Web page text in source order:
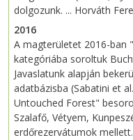
dolgozunk. ... Horváth
2016
A magterületet 2016-ban
kategóriába soroltuk
Javaslatunk alapján
adatbázisba (Sabatini et
Untouched Forest"
Szalafő, Vétyem,
erdőrezervátumok mellett.